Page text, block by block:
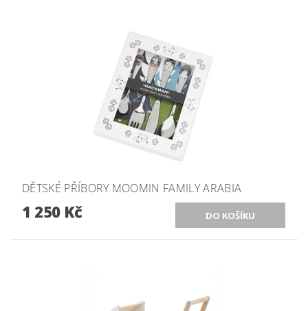
DĚTSKÉ PŘÍBORY MOOMIN FAMILY ARABIA
1 250 Kč